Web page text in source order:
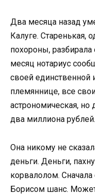
Два месяца назад
Калуге. Старенькая,
похороны,
месяц нотариус
своей единственной
племяннице, все
астрономическая,
два миллиона рублей.
Она никому не
деньги. Деньги,
корвалолом. Сначала
Борисом шанс.